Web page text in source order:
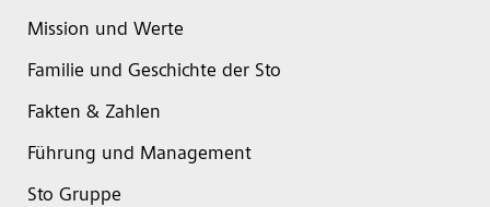
Mission und Werte
Familie und Geschichte der Sto
Fakten & Zahlen
Führung und Management
Sto Gruppe